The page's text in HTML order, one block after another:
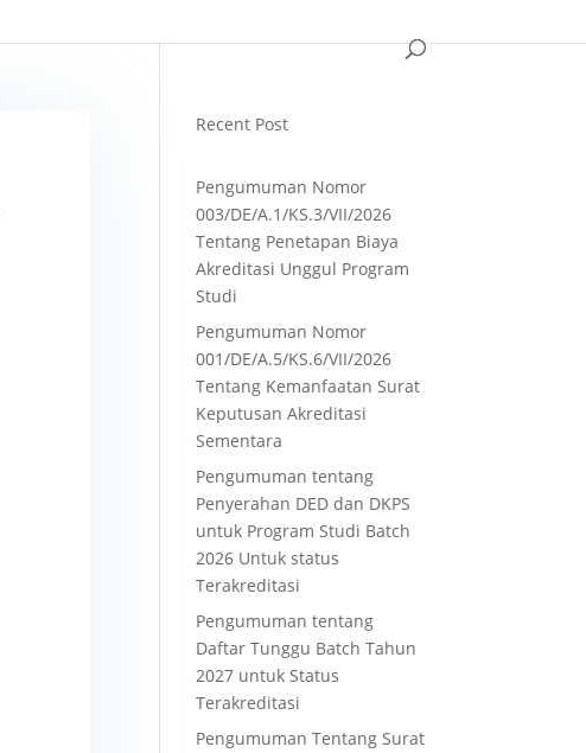
Recent Post
Pengumuman Nomor
003/DE/A.1/KS.3/VII/2026
Tentang Penetapan Biaya
Akreditasi Unggul Program
Studi
Pengumuman Nomor
001/DE/A.5/KS.6/VII/2026
Tentang Kemanfaatan Surat
Keputusan Akreditasi
Sementara
Pengumuman tentang
Penyerahan DED dan DKPS
untuk Program Studi Batch
2026 Untuk status
Terakreditasi
Pengumuman tentang
Daftar Tunggu Batch Tahun
2027 untuk Status
Terakreditasi
Pengumuman Tentang Surat